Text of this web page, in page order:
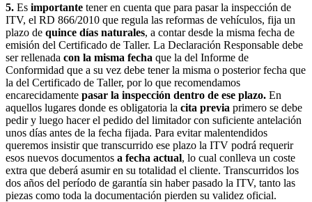
5. Es importante tener en cuenta que para pasar la inspección de
ITV, el RD 866/2010 que regula las reformas de vehículos, fija un
plazo de quince días naturales, a contar desde la misma fecha de
emisión del Certificado de Taller. La Declaración Responsable debe
ser rellenada con la misma fecha que la del Informe de
Conformidad que a su vez debe tener la misma o posterior fecha que
la del Certificado de Taller, por lo que recomendamos
encarecidamente pasar la inspección dentro de ese plazo. En
aquellos lugares donde es obligatoria la cita previa primero se debe
pedir y luego hacer el pedido del limitador con suficiente antelación
unos días antes de la fecha fijada. Para evitar malentendidos
queremos insistir que transcurrido ese plazo la ITV podrá requerir
esos nuevos documentos a fecha actual, lo cual conlleva un coste
extra que deberá asumir en su totalidad el cliente. Transcurridos los
dos años del período de garantía sin haber pasado la ITV, tanto las
piezas como toda la documentación pierden su validez oficial.